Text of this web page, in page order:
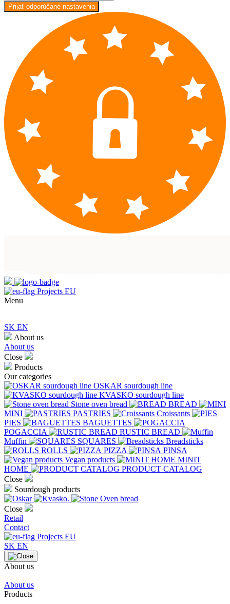
Prijať odporúčané nastavenia
Projects EU
Menu
SK EN
About us
About us
Close
Products
Our categories
OSKAR sourdough line
KVASKO sourdough line
Stone oven bread
BREAD
MINI
PASTRIES
Croissants
PIES
BAGUETTES
POGACCIA
RUSTIC BREAD
Muffin
SQUARES
Breadsticks
ROLLS
PIZZA
PINSA
Vegan products
MINIT
HOME
PRODUCT CATALOG
Close
Sourdough products
Close
Retail
Contact
Projects EU
SK EN
About us
About us
Products